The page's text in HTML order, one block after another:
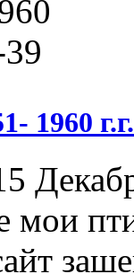
1960
мои